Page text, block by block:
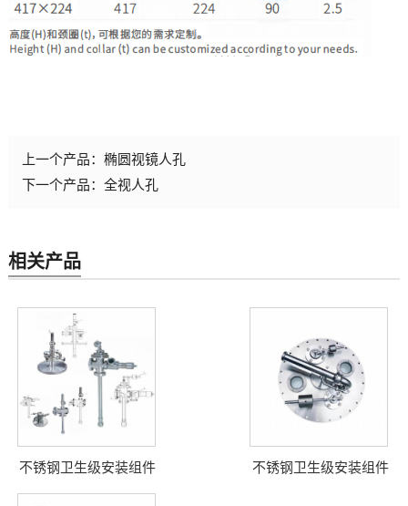
上一个产品： 椭圆视镜人孔
下一个产品： 全视人孔
相关产品
不锈钢卫生级安装组件 不锈钢卫生级安装组件